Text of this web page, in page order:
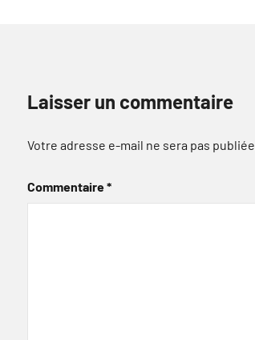
Laisser un commentaire
Votre adresse e-mail ne sera pas publiée.
Commentaire*